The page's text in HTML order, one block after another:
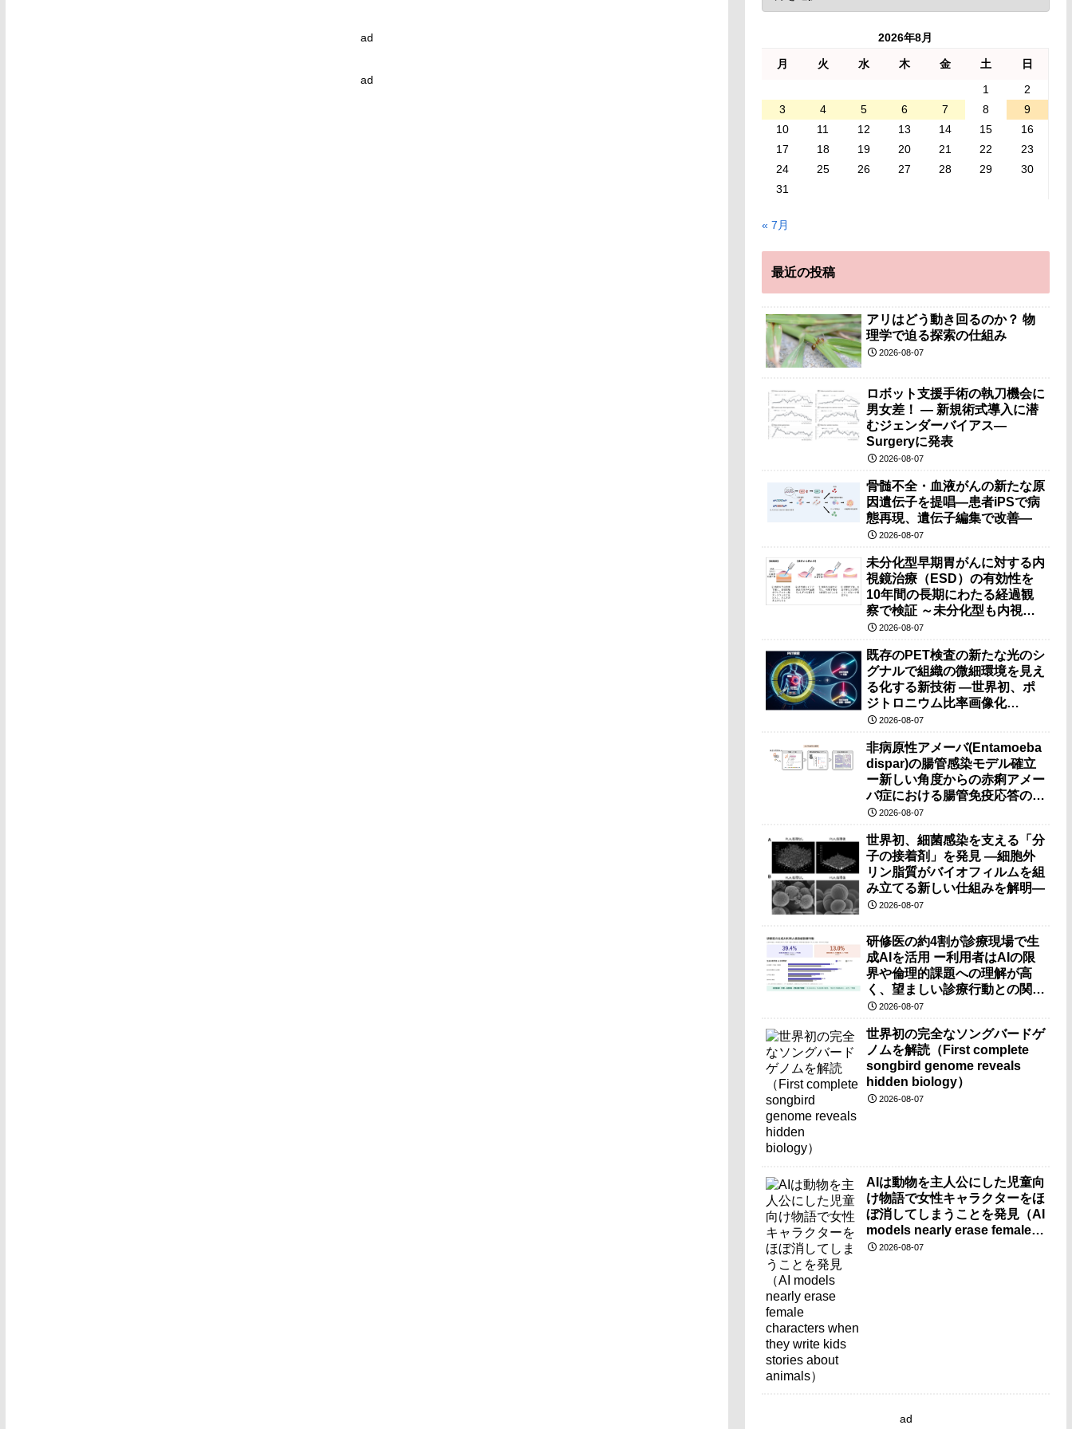
ad
ad
2026年8月
月 火 水 木 金 土
日
1
2
3
4 5 6 7 8
9
10
11 12 13 14 15
16
17
18 19 20 21 22
23
24
25 26 27 28 29
30
31
« 7月
最近の投稿
アリはどう動き回るのか？ 物
理学で迫る探索の仕組み
2026-08-07
ロボット支援手術の執刀機会に
男女差！ — 新規術式導入に潜
むジェンダーバイアス—
Surgeryに発表
2026-08-07
骨髄不全・血液がんの新たな原
因遺伝子を提唱―患者iPSで病
態再現、遺伝子編集で改善―
2026-08-07
未分化型早期胃がんに対する内
視鏡治療（ESD）の有効性を
10年間の長期にわたる経過観
察で検証 ～未分化型も内視鏡
治療で胃の温存が可能～
2026-08-07
既存のPET検査の新たな光のシ
グナルで組織の微細環境を見え
る化する新技術 ―世界初、ポ
ジトロニウム比率画像化
（PRI）の原理検証に成功―
2026-08-07
非病原性アメーバ(Entamoeba
dispar)の腸管感染モデル確立
ー新しい角度からの赤痢アメー
バ症における腸管免疫応答の理
解に期待ー
2026-08-07
世界初、細菌感染を支える「分
子の接着剤」を発見 ―細胞外
リン脂質がバイオフィルムを組
み立てる新しい仕組みを解明―
2026-08-07
研修医の約4割が診療現場で生
成AIを活用 ー利用者はAIの限
界や倫理的課題への理解が高
く、望ましい診療行動との関連
も確認ー
2026-08-07
世界初の完全なソングバードゲ
ノムを解読（First complete
songbird genome reveals
hidden biology）
2026-08-07
AIは動物を主人公にした児童向
け物語で女性キャラクターをほ
ぼ消してしまうことを発見（AI
models nearly erase female
characters when they write
2026-08-07
ad